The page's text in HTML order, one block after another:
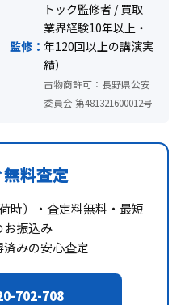
監修：
トック監修者 / 買取
業界経験10年以上・
年120回以上の講演実
績）
古物商許可：長野県公安
委員会 第481321600012号
料査定
時）・査定料無料・最短
お振込み
みの安心査定
702-708